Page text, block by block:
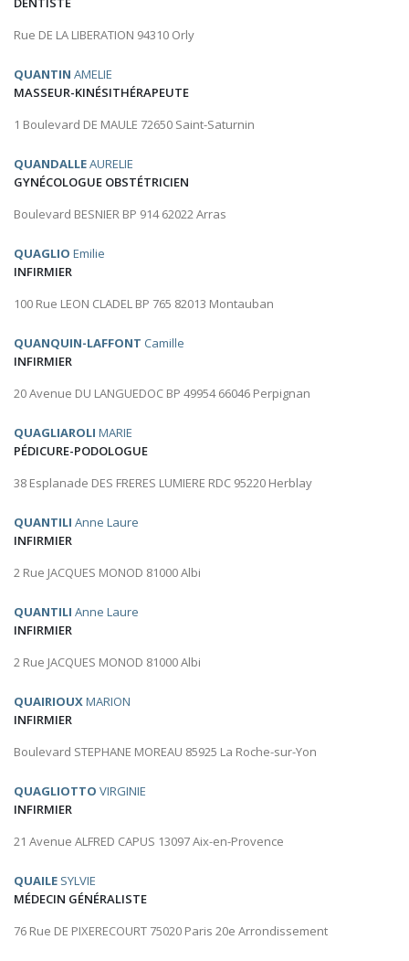
Rue DE LA LIBERATION 94310 Orly
QUANTIN AMELIE
MASSEUR-KINÉSITHÉRAPEUTE
1 Boulevard DE MAULE 72650 Saint-Saturnin
QUANDALLEAURELIE
GYNÉCOLOGUE OBSTÉTRICIEN
Boulevard BESNIER BP 914 62022 Arras
QUAGLIO Emilie
INFIRMIER
100 Rue LEON CLADEL BP 765 82013 Montauban
QUANQUIN-LAFFONT Camille
INFIRMIER
20 Avenue DU LANGUEDOC BP 49954 66046 Perpignan
QUAGLIAROLI MARIE
PÉDICURE-PODOLOGUE
38 Esplanade DES FRERES LUMIERE RDC 95220 Herblay
QUANTILI Anne Laure
INFIRMIER
2 Rue JACQUES MONOD 81000 Albi
QUANTILI Anne Laure
INFIRMIER
2 Rue JACQUES MONOD 81000 Albi
QUAIRIOUXMARION
INFIRMIER
Boulevard STEPHANE MOREAU 85925 La Roche-sur-Yon
QUAGLIOTTO VIRGINIE
INFIRMIER
21 Avenue ALFRED CAPUS 13097 Aix-en-Provence
QUAILE SYLVIE
MÉDECIN GÉNÉRALISTE
76 Rue DE PIXERECOURT 75020 Paris 20e Arrondissement